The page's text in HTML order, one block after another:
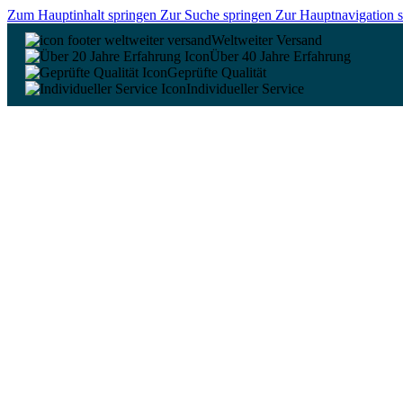
Zum Hauptinhalt springen Zur Suche springen Zur Hauptnavigation
Weltweiter Versand
Über 40 Jahre Erfahrung
Geprüfte Qualität
Individueller Service